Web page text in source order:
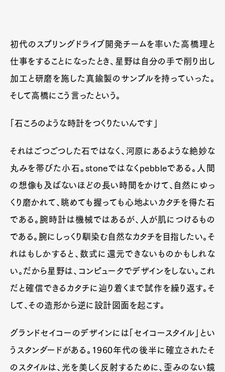
初代のスプリングドライブ開発チームを率いた高橋理と
仕事をすることになったとき、星野は自分の手で削り出し
加工と研磨を施した真鍮製のサンプルを持っていった。
そして高橋にこう言ったという。
「石ころのような時計をつくりたいんです」
それはごつごつした石ではなく、河原にあるような絶妙な
丸みを帯びた小石。stoneではなくpebbleである。人間
の想像も及ばないほどの長い時間をかけて、自然にゆっ
くり磨かれて、眺めても握っても心地よいカタチを得た石
である。腕時計は機械ではあるが、人が肌につけるもの
である。腕にしっくり馴染む自然なカタチを目指したい。そ
れはもしかすると、数式に還元できないものかもしれな
い。だから星野は、コンピュータでデザインをしない。これ
だと確信できるカタチに辿り着くまで試作を繰り返す。そ
して、その造形から逆に設計図面を起こす。
グランドセイコーのデザインには「セイコースタイル」とい
うスタンダードがある。1960年代の後半に確立されたそ
のスタイルは、光を美しく反射するために、歪みのない鏡